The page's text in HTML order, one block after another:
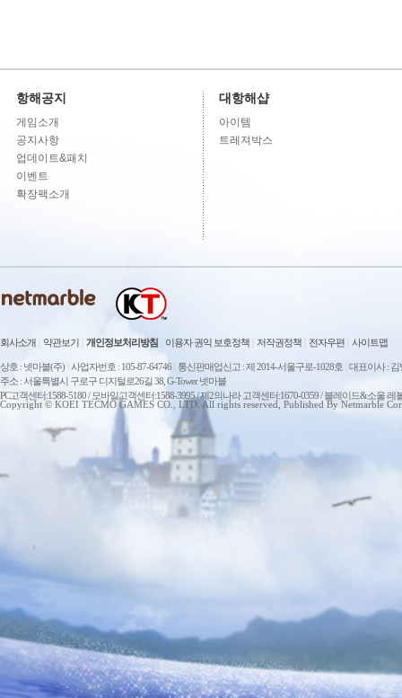
항해공지
게임소개
공지사항
업데이트&패치
이벤트
확장팩소개
대항해샵
아이템
트레져박스
회사소개 약관보기 개인정보처리방침 이용자 권익 보호정책 저작권정책 전자우편 사이트맵
상호 : 넷마블(주) 사업자번호 : 105-87-64746 통신판매업신고 : 제 2014-서울구로-1028호 대표이사 : 김
주소 : 서울특별시 구로구 디지털로26길 38, G-Tower 넷마블
PC고객센터:1588-5180 / 모바일고객센터:1588-3995 / 제2의나라 고객센터:1670-0359 / 블레이드&소울
Copyright © KOEI TECMO GAMES CO., LTD. All rights reserved, Published By Netmarble